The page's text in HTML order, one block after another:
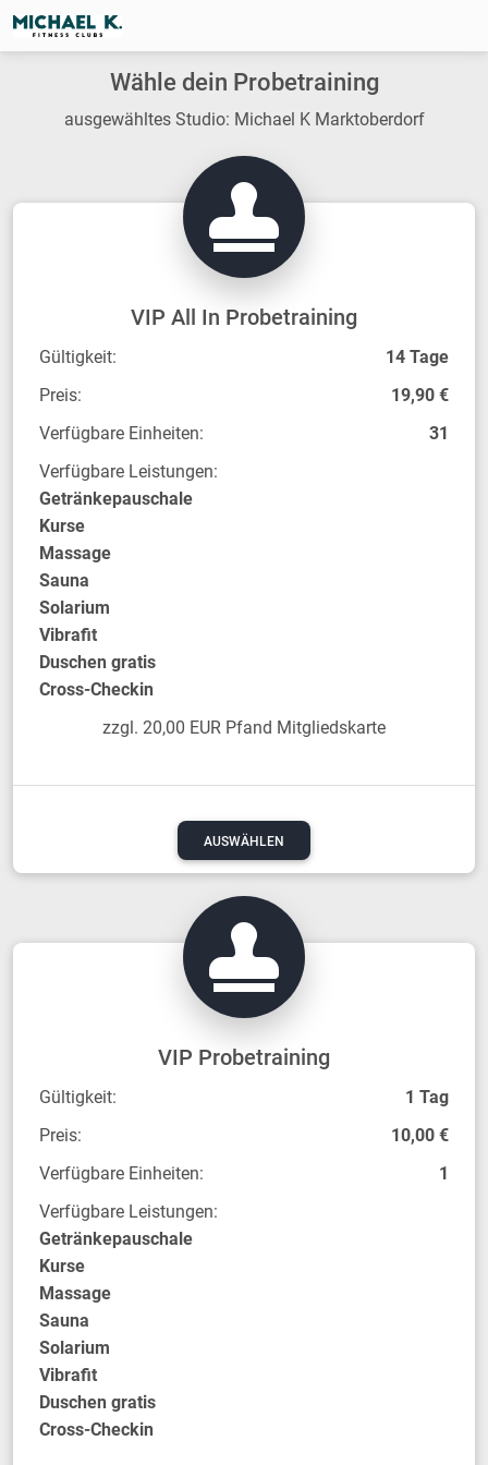
Wähle dein Probetraining
ausgewähltes Studio: Michael K Marktoberdorf
VIP All In Probetraining
Gültigkeit:
14 Tage
Preis:
19,90 €
Verfügbare Einheiten:
31
Verfügbare Leistungen:
Getränkepauschale
Kurse
Massage
Sauna
Solarium
Vibrafit
Duschen gratis
Cross-Checkin
zzgl. 20,00 EUR Pfand Mitgliedskarte
AUSWÄHLEN
VIP Probetraining
Gültigkeit:
1 Tag
Preis:
10,00 €
Verfügbare Einheiten:
1
Verfügbare Leistungen:
Getränkepauschale
Kurse
Massage
Sauna
Solarium
Vibrafit
Duschen gratis
Cross-Checkin